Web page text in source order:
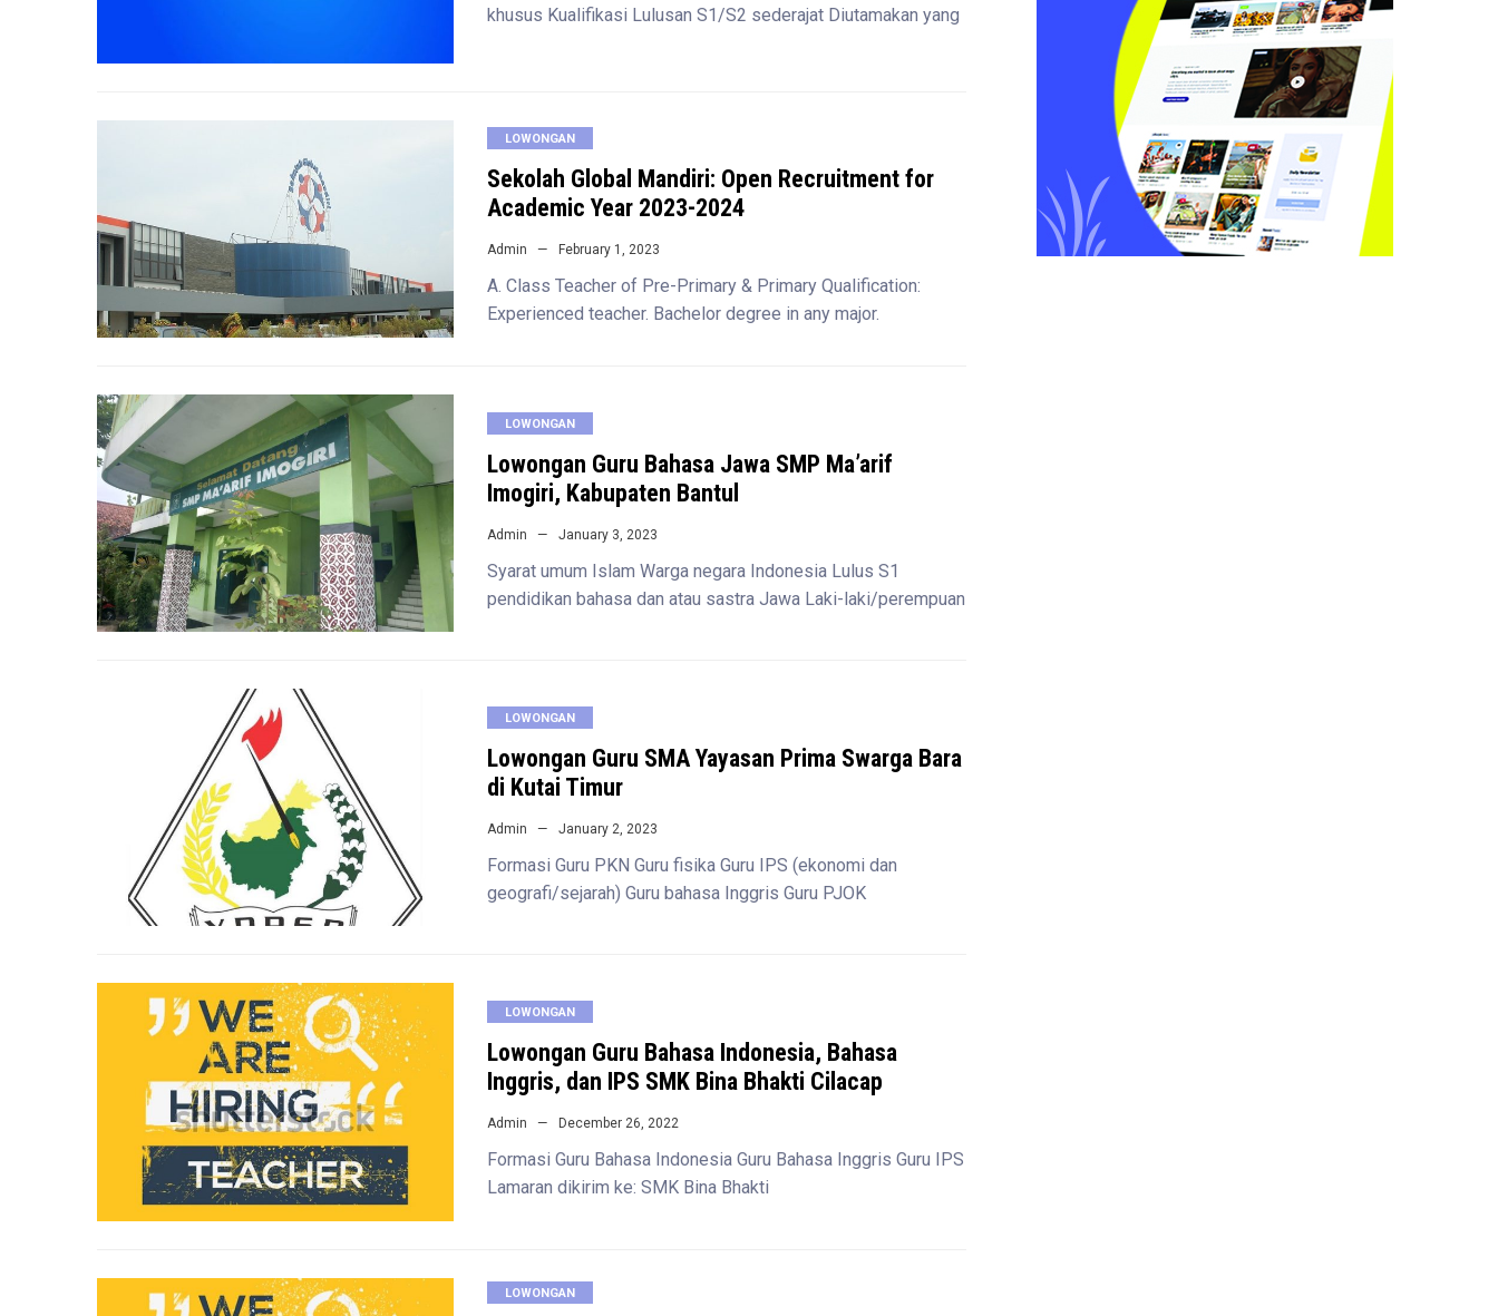
khusus Kualifikasi Lulusan S1/S2 sederajat Diutamakan yang
LOWONGAN
Sekolah Global Mandiri: Open Recruitment for
Academic Year 2023-2024
Admin February 1, 2023
A. Class Teacher of Pre-Primary & Primary Qualification:
Experienced teacher. Bachelor degree in any major.
LOWONGAN
Lowongan Guru Bahasa Jawa SMP Ma’arif
Imogiri, Kabupaten Bantul
Admin January 3, 2023
Syarat umum Islam Warga negara Indonesia Lulus S1
pendidikan bahasa dan atau sastra Jawa Laki-laki/perempuan
LOWONGAN
Lowongan Guru SMA Yayasan Prima Swarga Bara
di Kutai Timur
Admin January 2, 2023
Formasi Guru PKN Guru fisika Guru IPS (ekonomi dan
geografi/sejarah) Guru bahasa Inggris Guru PJOK
LOWONGAN
Lowongan Guru Bahasa Indonesia, Bahasa
Inggris, dan IPS SMK Bina Bhakti Cilacap
Admin December 26, 2022
Formasi Guru Bahasa Indonesia Guru Bahasa Inggris Guru IPS
Lamaran dikirim ke: SMK Bina Bhakti
LOWONGAN